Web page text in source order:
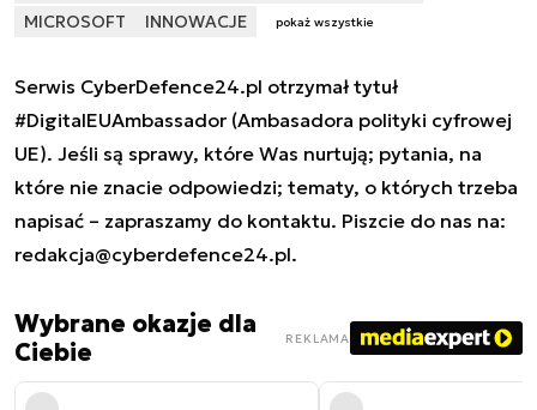
MICROSOFT
INNOWACJE pokaż wszystkie
Serwis CyberDefence24.pl otrzymał tytuł
#DigitalEUAmbassador (Ambasadora polityki cyfrowej
UE). Jeśli są sprawy, które Was nurtują; pytania, na
które nie znacie odpowiedzi; tematy, o których trzeba
napisać – zapraszamy do kontaktu. Piszcie do nas na:
redakcja@cyberdefence24.pl.
Wybrane okazje dla
Ciebie
REKLAMA